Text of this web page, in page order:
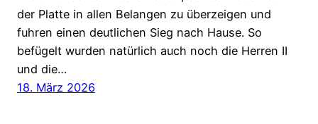
der Platte in allen Belangen zu überzeigen und
fuhren einen deutlichen Sieg nach Hause. So
befügelt wurden natürlich auch noch die Herren II
und die…
18. März 2026